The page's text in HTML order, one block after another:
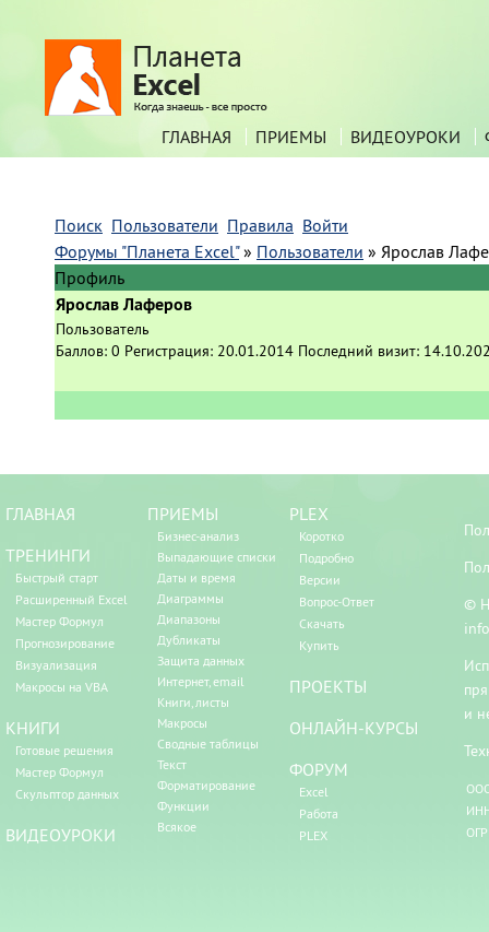
ГЛАВНАЯ ПРИЕМЫ ВИДЕОУРОКИ
Поиск Пользователи Правила Войти
Форумы "Планета Excel" » Пользователи » Ярослав
Профиль
Ярослав Лаферов
Пользователь
Баллов: 0 Регистрация: 20.01.2014 Последний визит:
ГЛАВНАЯ
ТРЕНИНГИ
Быстрый старт
Расширенный Excel
Мастер Формул
Прогнозирование
Визуализация
Макросы на VBA
КНИГИ
Готовые решения
Мастер Формул
Скульптор данных
ВИДЕОУРОКИ
ПРИЕМЫ
Бизнес-анализ
Выпадающие списки
Даты и время
Диаграммы
Диапазоны
Дубликаты
Защита данных
Интернет, email
Книги, листы
Макросы
Сводные таблицы
Текст
Форматирование
Функции
Всякое
PLEX
Коротко
Подробно
Версии
Вопрос-Ответ
Скачать
Купить
ПРОЕКТЫ
ОНЛАЙН-КУРСЫ
ФОРУМ
Excel
Работа
PLEX
©
и